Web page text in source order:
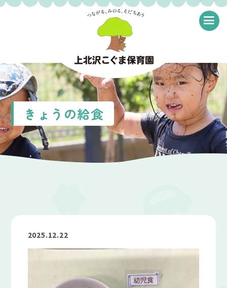
≡
きょうの給食
2025.12.22